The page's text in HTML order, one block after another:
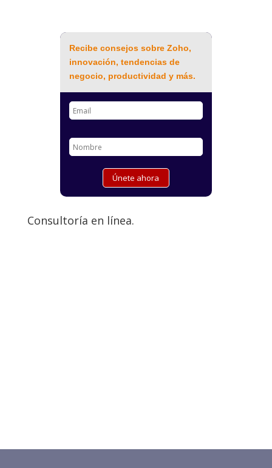
Recibe consejos sobre Zoho,
innovación, tendencias de
negocio, productividad y más.
Consultoría en línea.